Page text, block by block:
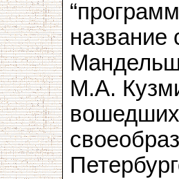
название
М.А.
вошедших